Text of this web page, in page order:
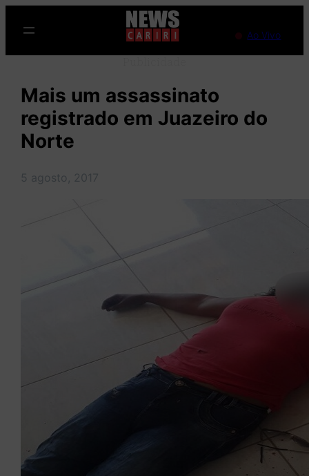
para
o
Ao Vivo
Mais um assassinato
registrado em Juazeiro do
Norte
5 agosto, 2017